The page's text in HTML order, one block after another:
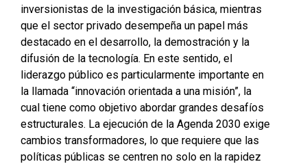
inversionistas de la investigación básica, mientras
que el sector privado desempeña un papel más
destacado en el desarrollo, la demostración y la
difusión de la tecnología. En este sentido, el
liderazgo público es particularmente importante en
la llamada “innovación orientada a una misión”, la
cual tiene como objetivo abordar grandes desafíos
estructurales. La ejecución de la Agenda 2030 exige
cambios transformadores, lo que requiere que las
políticas públicas se centren no solo en la rapidez